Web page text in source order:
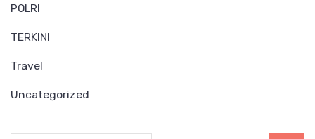
POLRI
TERKINI
Travel
Uncategorized